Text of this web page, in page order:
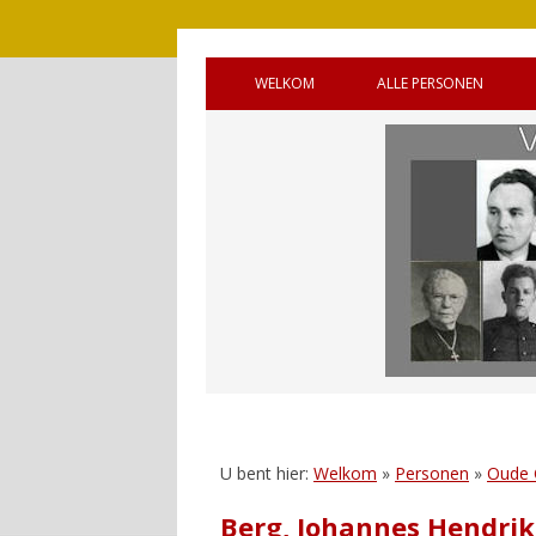
WELKOM ALLE PERSONEN
OUDE GEMEENTE
OUDE GEMEENTE
OUDE GEMEENTE
SQUADRONS
CANADEES
VIJF
U bent hier: Welkom » Personen » Oude
Berg, Johannes